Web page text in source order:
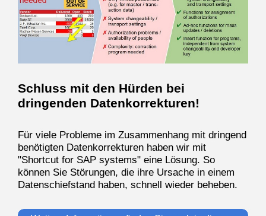
Schluss mit den Hürden bei
dringenden Datenkorrekturen!
Für viele Probleme im Zusammenhang mit dringend
benötigten Datenkorrekturen haben wir mit
"Shortcut for SAP systems" eine Lösung. So
können Sie Störungen, die ihre Ursache in einem
Datenschiefstand haben, schnell wieder beheben.